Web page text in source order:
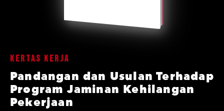
Kertas Kerja
Pandangan dan Usulan Terhadap
Program Jaminan Kehilangan
Pekerjaan